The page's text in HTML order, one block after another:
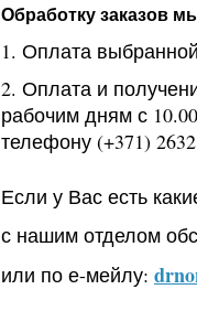
Обработку заказов
1. Оплата
2. Оплата и
рабочим дням с
телефону (+371)
Если у Вас есть
с нашим отделом
или по е-мейлу: